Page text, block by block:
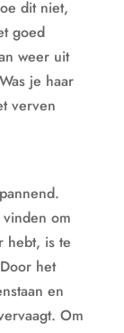
dit niet,
goed
weer uit
je haar
verven
om
hebt, is te
het
en
Om